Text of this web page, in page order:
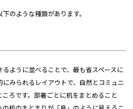
のような種類があります。
ように並べることで、最も省スペースに
みられるレイアウトで、自然とコミュニ
ろです。部署ごとに机をまとめること